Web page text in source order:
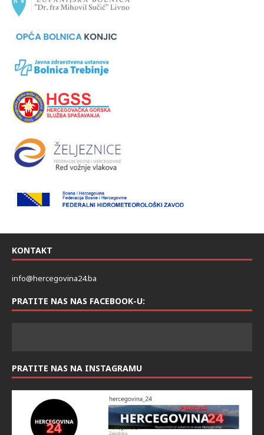
KONTAKT
info@hercegovina24.ba
PRATITE NAS NAS FACEBOOK-U:
PRATITE NAS NA INSTAGRAMU